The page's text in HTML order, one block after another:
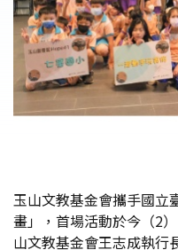
玉山文教基金會攜手國立
畫」，首場活動於今（2
山文教基金會王志成執行